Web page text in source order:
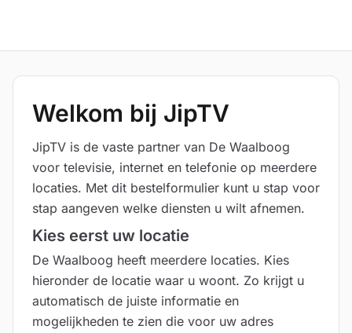
Welkom bij JipTV
JipTV is de vaste partner van De Waalboog
voor televisie, internet en telefonie op meerdere
locaties. Met dit bestelformulier kunt u stap voor
stap aangeven welke diensten u wilt afnemen.
Kies eerst uw locatie
De Waalboog heeft meerdere locaties. Kies
hieronder de locatie waar u woont. Zo krijgt u
automatisch de juiste informatie en
mogelijkheden te zien die voor uw adres